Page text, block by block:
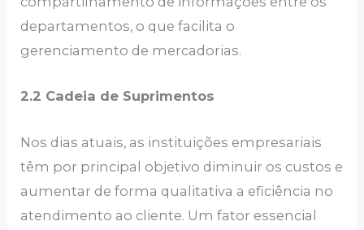
departamentos, o que facilita o
gerenciamento de mercadorias.
2.2 Cadeia de Suprimentos
Nos dias atuais, as instituições empresariais
têm por principal objetivo diminuir os custos e
aumentar de forma qualitativa a eficiência no
atendimento ao cliente. Um fator essencial